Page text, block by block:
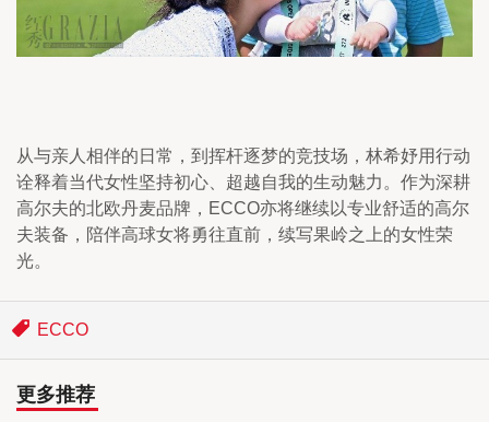
从与亲人相伴的日常，到挥杆逐梦的竞技场，林希妤用行动
诠释着当代女性坚持初心、超越自我的生动魅力。作为深耕
高尔夫的北欧丹麦品牌，ECCO亦将继续以专业舒适的高尔
夫装备，陪伴高球女将勇往直前，续写果岭之上的女性荣
光。
ECCO
更多推荐